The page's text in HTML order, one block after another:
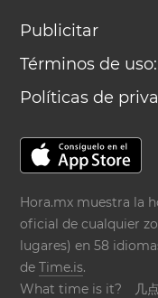
Publicitar
Términos de uso:
Políticas de
Hora.mx muestra la
oficial de cualquier
lugares) en 58
deTime.is.
What time is it?
几